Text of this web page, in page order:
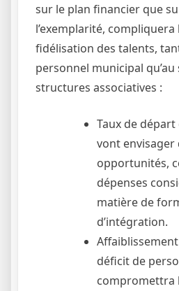
sur le plan financier que
l’exemplarité, compliquera
fidélisation des talents,
personnel municipal qu’au
structures associatives :
Taux de départ
vont envisager
opportunités,
dépenses
matière de
d’intégration.
Affaiblissement
déficit de
compromettra